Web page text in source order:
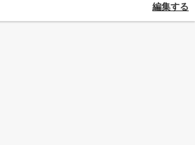
編集する